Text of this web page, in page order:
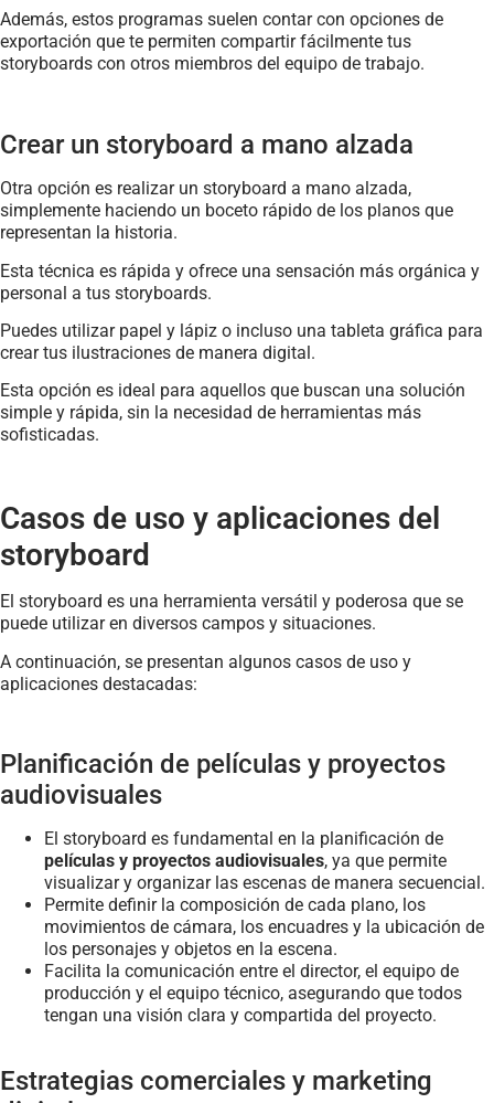
Además, estos programas suelen contar con opciones de
exportación que te permiten compartir fácilmente tus
storyboards con otros miembros del equipo de trabajo.
Crear un storyboard a mano alzada
Otra opción es realizar un storyboard a mano alzada,
simplemente haciendo un boceto rápido de los planos que
representan la historia.
Esta técnica es rápida y ofrece una sensación más orgánica y
personal a tus storyboards.
Puedes utilizar papel y lápiz o incluso una tableta gráfica para
crear tus ilustraciones de manera digital.
Esta opción es ideal para aquellos que buscan una solución
simple y rápida, sin la necesidad de herramientas más
sofisticadas.
Casos de uso y aplicaciones del
storyboard
El storyboard es una herramienta versátil y poderosa que se
puede utilizar en diversos campos y situaciones.
A continuación, se presentan algunos casos de uso y
aplicaciones destacadas:
Planificación de películas y proyectos
audiovisuales
El storyboard es fundamental en la planificación de
películas y proyectos audiovisuales, ya que permite
visualizar y organizar las escenas de manera secuencial.
Permite definir la composición de cada plano, los
movimientos de cámara, los encuadres y la ubicación de
los personajes y objetos en la escena.
Facilita la comunicación entre el director, el equipo de
producción y el equipo técnico, asegurando que todos
tengan una visión clara y compartida del proyecto.
Estrategias comerciales y marketing